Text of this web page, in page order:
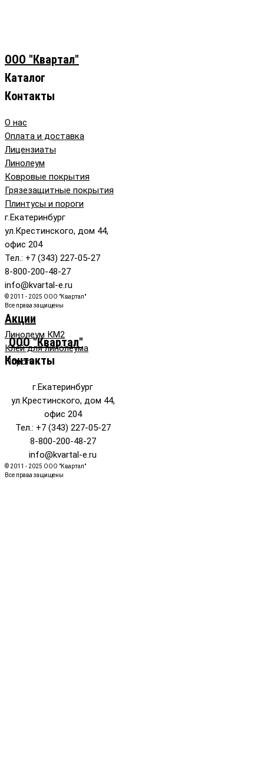
ООО "Квартал"
Каталог
Контакты
О нас
Оплата и доставка
Лицензиаты
Линолеум
Ковровые покрытия
Грязезащитные покрытия
Плинтусы и пороги
г.Екатеринбург
ул.Крестинского, дом 44,
офис 204
Тел.: +7 (343) 227-05-27
8-800-200-48-27
info@kvartal-e.ru
© 2011 - 2025 ООО "Квартал"
Все права защищены
Акции
Линолеум КМ2
Клей для линолеума
Пороги
ООО "Квартал"
Контакты
г.Екатеринбург
ул.Крестинского, дом 44,
офис 204
Тел.: +7 (343) 227-05-27
8-800-200-48-27
info@kvartal-e.ru
© 2011 - 2025 ООО "Квартал"
Все права защищены